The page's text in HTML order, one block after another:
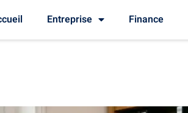
Entreprise Finance